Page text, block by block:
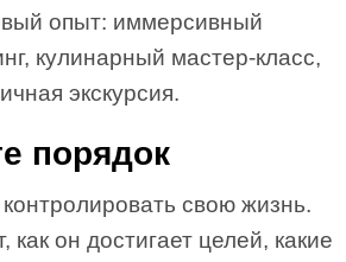
опыт: иммерсивный
кулинарный мастер-класс,
экскурсия.
порядок
свою жизнь.
как он достигает целей, какие